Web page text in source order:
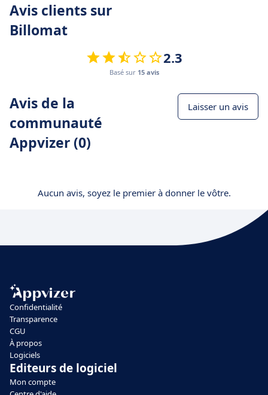
Avis clients sur
Billomat
2.3
Basé sur 15 avis
Avis de la
communauté
Appvizer (0)
Laisser un avis
Aucun avis, soyez le premier à donner le vôtre.
Confidentialité
Transparence
CGU
À propos
Logiciels
Editeurs de logiciel
Mon compte